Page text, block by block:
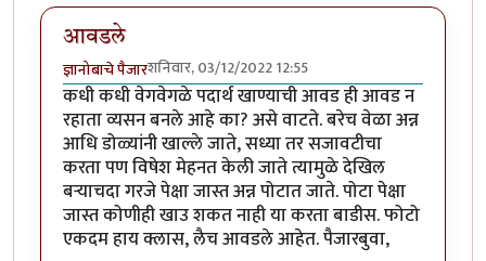
आवडले
ज्ञानोबाचे पैजारशनिवार, 03/12/2022 12:55
कधी कधी वेगवेगळे पदार्थ खाण्याची आवड ही आवड न
रहाता व्यसन बनले आहे का? असे वाटते. बरेच वेळा अन्न
आधि डोळ्यांनी खाल्ले जाते, सध्या तर सजावटीचा
करता पण विषेश मेहनत केली जाते त्यामुळे देखिल
बर्‍याचदा गरजे पेक्षा जास्त अन्न पोटात जाते. पोटा पेक्षा
जास्त कोणीही खाउ शकत नाही या करता बाडीस. फोटो
एकदम हाय क्लास, लैच आवडले आहेत. पैजारबुवा,